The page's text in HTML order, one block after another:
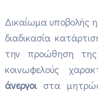
Δικαίωμα υποβολής
διαδικασία
την προώθηση
κοινωφελούς
άνεργοι στα